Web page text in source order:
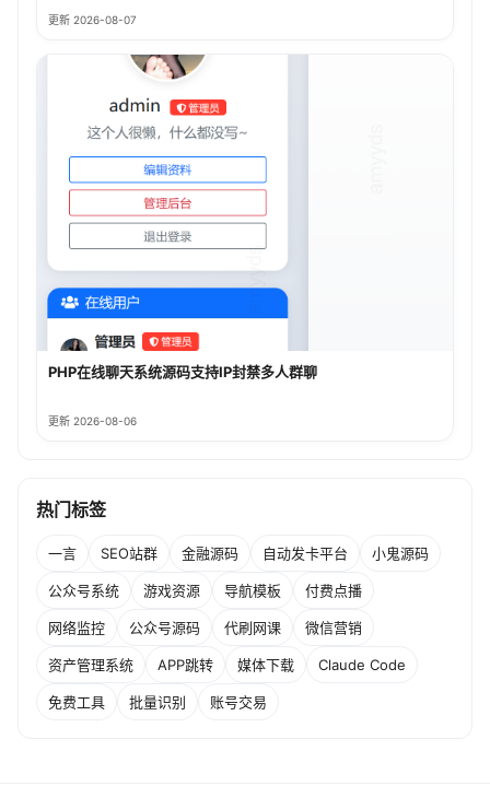
更新 2026-08-07
PHP在线聊天系统源码支持IP封禁多人群聊
更新 2026-08-06
热门标签
一言 SEO站群 金融源码 自动发卡平台 小鬼源码
公众号系统 游戏资源 导航模板 付费点播
网络监控 公众号源码 代刷网课 微信营销
资产管理系统 APP跳转 媒体下载 Claude Code
免费工具 批量识别 账号交易